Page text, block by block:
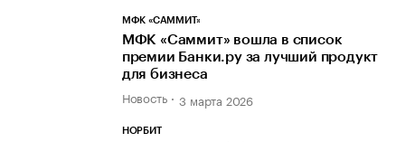
МФК «САММИТ»
МФК «Саммит» вошла в список
премии Банки.ру за лучший продукт
для бизнеса
Новость 3 марта 2026
НОРБИТ